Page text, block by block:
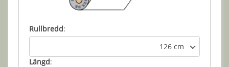
Rullbredd:
126 cm
Längd: